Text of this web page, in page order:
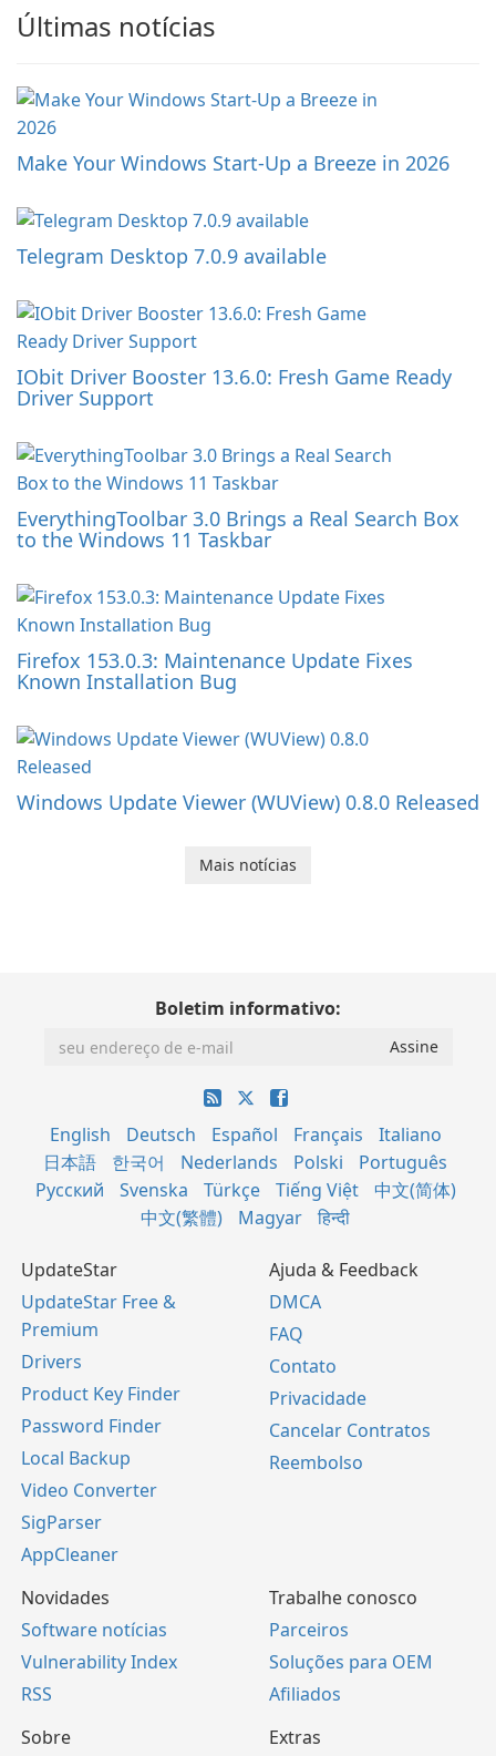
Últimas notícias
Make Your Windows Start-Up a Breeze in 2026
Telegram Desktop 7.0.9 available
IObit Driver Booster 13.6.0: Fresh Game Ready
Driver Support
EverythingToolbar 3.0 Brings a Real Search Box
to the Windows 11 Taskbar
Firefox 153.0.3: Maintenance Update Fixes
Known Installation Bug
Windows Update Viewer (WUView) 0.8.0 Released
Mais notícias
Boletim informativo:
English Deutsch Español Français
Italiano
日本語
한국어 Nederlands Polski
Português
Русский
Svenska Türkçe Tiếng Việt
中文(简体)
中文(繁體)
Magyar हिन्दी
UpdateStar
UpdateStar Free &
Premium
Drivers
Product Key Finder
Password Finder
Local Backup
Video Converter
SigParser
AppCleaner
Ajuda & Feedback
DMCA
FAQ
Contato
Privacidade
Cancelar Contratos
Reembolso
Novidades
Software notícias
Vulnerability Index
RSS
Trabalhe conosco
Parceiros
Soluções para OEM
Afiliados
Sobre
Extras